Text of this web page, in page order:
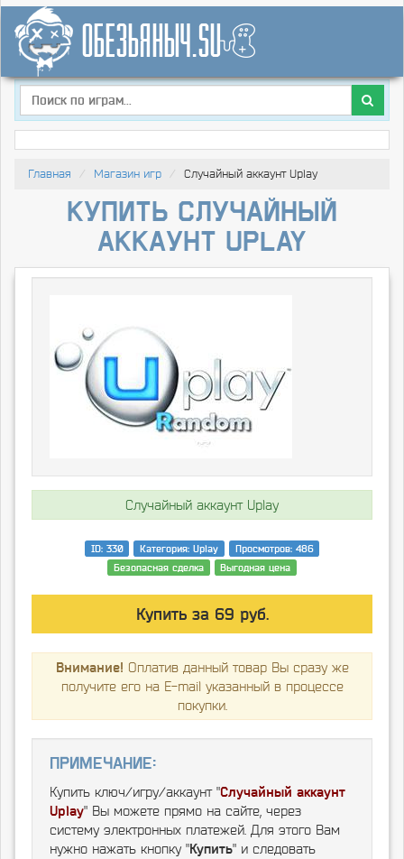
Главная Магазин игр Случайный аккаунт Uplay
Купить Случайный
аккаунт Uplay
Случайный аккаунт Uplay
ID: 330 Категория: Uplay
Просмотров: 486
Безопасная сделка
Выгодная цена
Купить за 69 руб.
Внимание! Оплатив данный товар Вы сразу же
получите его на E-mail указанный в процессе
покупки.
Примечание:
Купить ключ/игру/аккаунт "Случайный аккаунт
Uplay" Вы можете прямо на сайте, через
систему электронных платежей. Для этого Вам
нужно нажать кнопку "Купить" и следовать